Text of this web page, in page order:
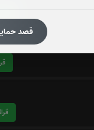
قصد
قرائت سوره
قرائت سوره